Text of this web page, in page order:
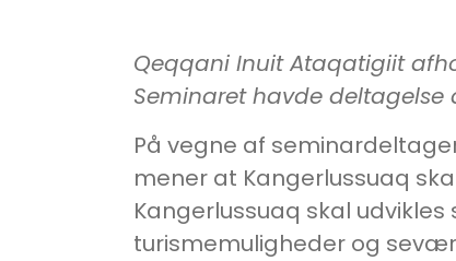
Qeqqani Inuit Ataqatigiit
Seminaret havde
På vegne af
mener at Kangerlussuaq
Kangerlussuaq skal
turismemuligheder og